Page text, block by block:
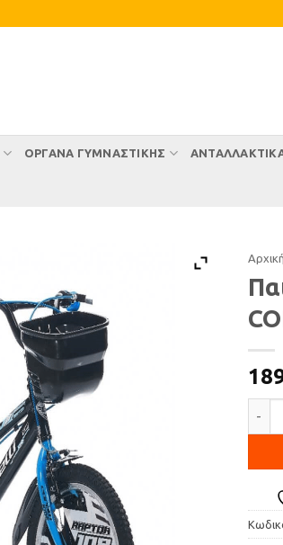
ΟΡΓΑΝΑ ΓΥΜΝΑΣΤΙΚΗΣ